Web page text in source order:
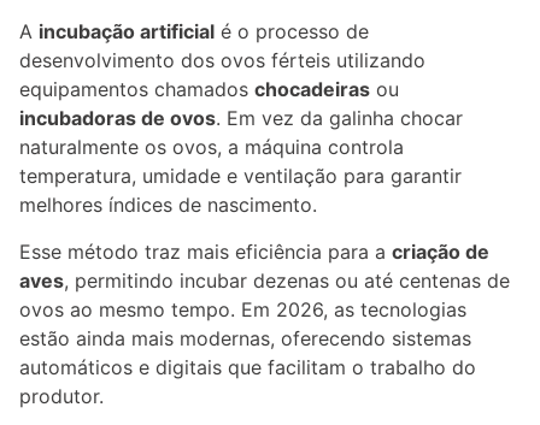
A incubação artificial é o processo de
desenvolvimento dos ovos férteis utilizando
equipamentos chamados chocadeiras ou
incubadoras de ovos. Em vez da galinha chocar
naturalmente os ovos, a máquina controla
temperatura, umidade e ventilação para garantir
melhores índices de nascimento.
Esse método traz mais eficiência para a criação de
aves, permitindo incubar dezenas ou até centenas de
ovos ao mesmo tempo. Em 2026, as tecnologias
estão ainda mais modernas, oferecendo sistemas
automáticos e digitais que facilitam o trabalho do
produtor.